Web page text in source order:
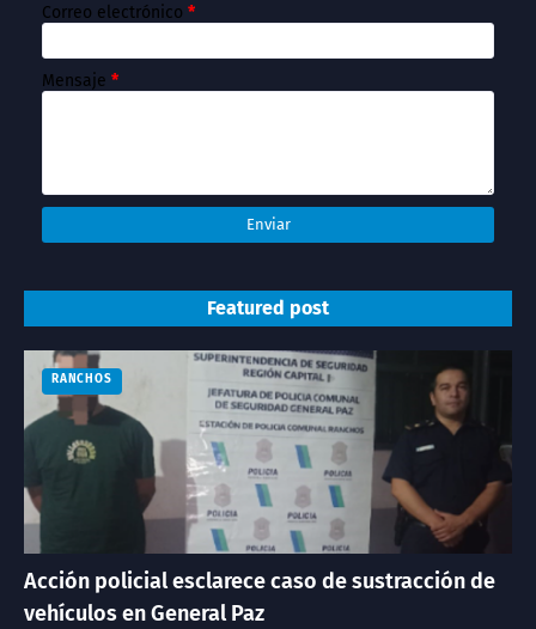
Correo electrónico *
Mensaje *
Featured post
RANCHOS
Acción policial esclarece caso de sustracción de
vehículos en General Paz